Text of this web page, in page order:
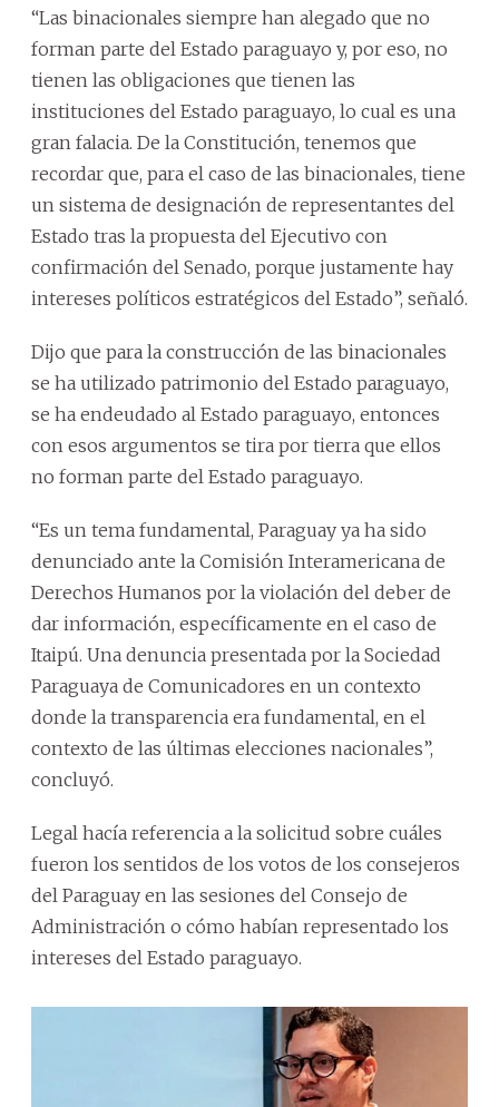
“Las binacionales siempre han alegado que no
forman parte del Estado paraguayo y, por eso, no
tienen las obligaciones que tienen las
instituciones del Estado paraguayo, lo cual es una
gran falacia. De la Constitución, tenemos que
recordar que, para el caso de las binacionales, tiene
un sistema de designación de representantes del
Estado tras la propuesta del Ejecutivo con
confirmación del Senado, porque justamente hay
intereses políticos estratégicos del Estado”, señaló.
Dijo que para la construcción de las binacionales
se ha utilizado patrimonio del Estado paraguayo,
se ha endeudado al Estado paraguayo, entonces
con esos argumentos se tira por tierra que ellos
no forman parte del Estado paraguayo.
“Es un tema fundamental, Paraguay ya ha sido
denunciado ante la Comisión Interamericana de
Derechos Humanos por la violación del deber de
dar información, específicamente en el caso de
Itaipú. Una denuncia presentada por la Sociedad
Paraguaya de Comunicadores en un contexto
donde la transparencia era fundamental, en el
contexto de las últimas elecciones nacionales”,
concluyó.
Legal hacía referencia a la solicitud sobre cuáles
fueron los sentidos de los votos de los consejeros
del Paraguay en las sesiones del Consejo de
Administración o cómo habían representado los
intereses del Estado paraguayo.